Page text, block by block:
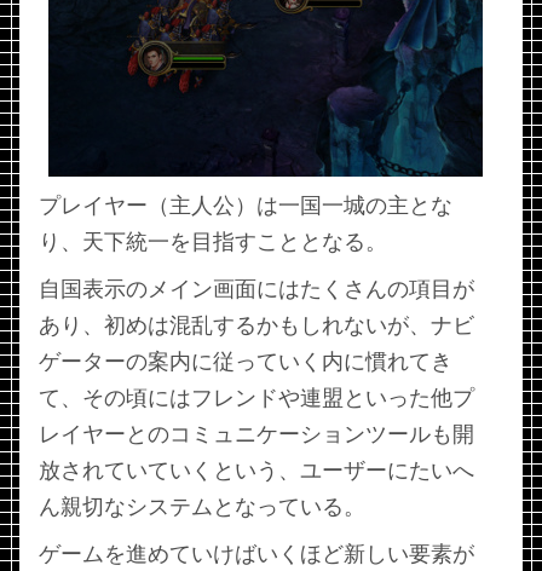
プレイヤー（主人公）は一国一城の主とな
り、天下統一を目指すこととなる。
自国表示のメイン画面にはたくさんの項目が
あり、初めは混乱するかもしれないが、ナビ
ゲーターの案内に従っていく内に慣れてき
て、その頃にはフレンドや連盟といった他プ
レイヤーとのコミュニケーションツールも開
放されていていくという、ユーザーにたいへ
ん親切なシステムとなっている。
ゲームを進めていけばいくほど新しい要素が